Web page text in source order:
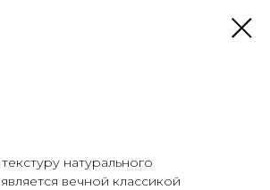
натурального
вечной классикой